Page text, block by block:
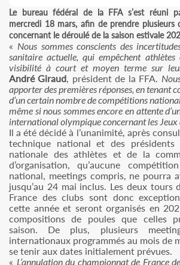
Le bureau fédéral de la FFA s’est réuni
mercredi 18 mars, afin de prendre plusieurs
concernant le déroulé de la saison estivale
« Nous sommes conscients des
sanitaire actuelle, qui empêchent athlètes
visibilité à court et moyen terme sur
André Giraud, président de la FFA.
apporter des premières réponses, en tenant
d’un certain nombre de compétitions
même si nous sommes encore en attente
international olympique concernant les Jeux
Il a été décidé à l’unanimité, après
technique national et des présidents
nationale des athlètes et de la
d’organisation, qu’aucune
national, meetings compris, ne pourra
jusqu’au 24 mai inclus. Les deux tours
France des clubs sont donc
cette année et seront organisés en
compositions de poules que celles
saison. De plus, plusieurs
internationaux programmés au mois de
se tenir aux dates initialement prévues.
« L’annulation du championnat de France